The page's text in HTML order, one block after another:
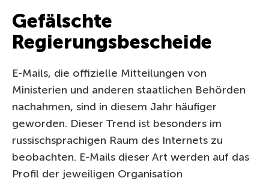
Gefälschte
Regierungsbescheide
E-Mails, die offizielle Mitteilungen von
Ministerien und anderen staatlichen Behörden
nachahmen, sind in diesem Jahr häufiger
geworden. Dieser Trend ist besonders im
russischsprachigen Raum des Internets zu
beobachten. E-Mails dieser Art werden auf das
Profil der jeweiligen Organisation